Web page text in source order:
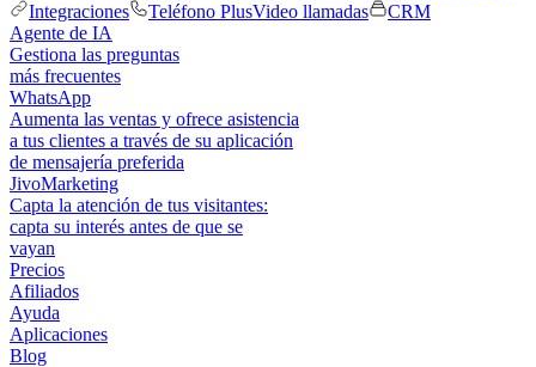
Integraciones
Teléfono PlusVideo llamadas
CRM
Agente de IA
Gestiona las preguntas
más frecuentes
WhatsApp
Aumenta las ventas y ofrece asistencia
a tus clientes a través de su aplicación
de mensajería preferida
JivoMarketing
Capta la atención de tus visitantes:
capta su interés antes de que se
vayan
Precios
Afiliados
Ayuda
Aplicaciones
Blog